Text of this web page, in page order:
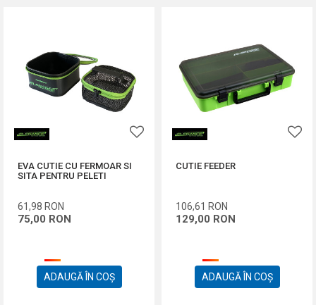
EVA CUTIE CU FERMOAR SI
SITA PENTRU PELETI
61,98 RON
75,00 RON
ADAUGĂ ÎN COȘ
CUTIE FEEDER
106,61 RON
129,00 RON
ADAUGĂ ÎN COȘ